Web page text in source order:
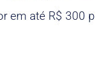
em até R$ 300